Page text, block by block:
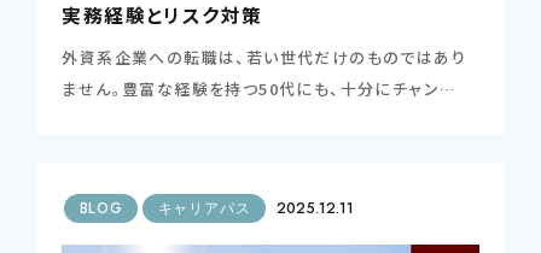
実務経験とリスク対策
外資系企業への転職は、若い世代だけのものではあり
ません。豊富な経験を持つ50代にも、十分にチャン…
BLOG キャリアパス 2025.12.11